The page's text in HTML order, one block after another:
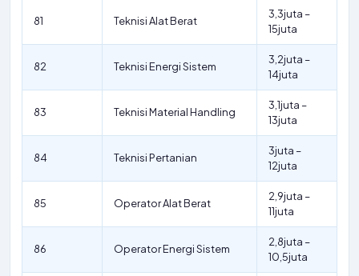
81 Teknisi Alat Berat
3,3juta –
15juta
82 Teknisi Energi Sistem
3,2juta –
14juta
83 Teknisi Material Handling
3,1juta –
13juta
84 Teknisi Pertanian
3juta –
12juta
85 Operator Alat Berat
2,9juta –
11juta
86 Operator Energi Sistem
2,8juta –
10,5juta